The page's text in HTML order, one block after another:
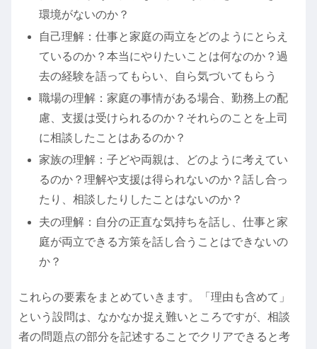
環境がないのか？
自己理解：仕事と家庭の両立をどのようにとらえ
ているのか？本当にやりたいことは何なのか？過
去の経験を語ってもらい、自ら気づいてもらう
職場の理解：家庭の事情がある場合、勤務上の配
慮、支援は受けられるのか？それらのことを上司
に相談したことはあるのか？
家族の理解：子どや両親は、どのように考えてい
るのか？理解や支援は得られないのか？話し合っ
たり、相談したりしたことはないのか？
夫の理解：自分の正直な気持ちを話し、仕事と家
庭が両立できる方策を話し合うことはできないの
か？
これらの要素をまとめていきます。「理由も含めて」
という設問は、なかなか捉え難いところですが、相談
者の問題点の部分を記述することでクリアできると考